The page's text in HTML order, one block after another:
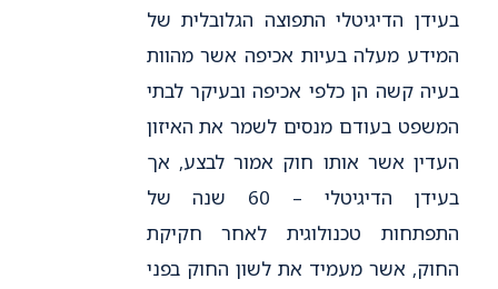
בעידן הדיגיטלי התפוצה הגלובלית של
המידע מעלה בעיות אכיפה אשר מהוות
בעיה קשה הן כלפי אכיפה ובעיקר לבתי
המשפט בעודם מנסים לשמר את האיזון
העדין אשר אותו חוק אמור לבצע, אך
בעידן הדיגיטלי – 60 שנה של
התפתחות טכנולוגית לאחר חקיקת
החוק, אשר מעמיד את לשון החוק בפני